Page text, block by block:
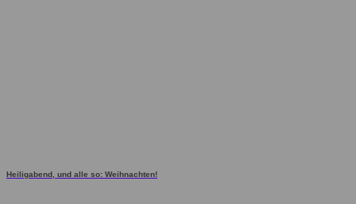
Heiligabend, und alle so: Weihnachten!